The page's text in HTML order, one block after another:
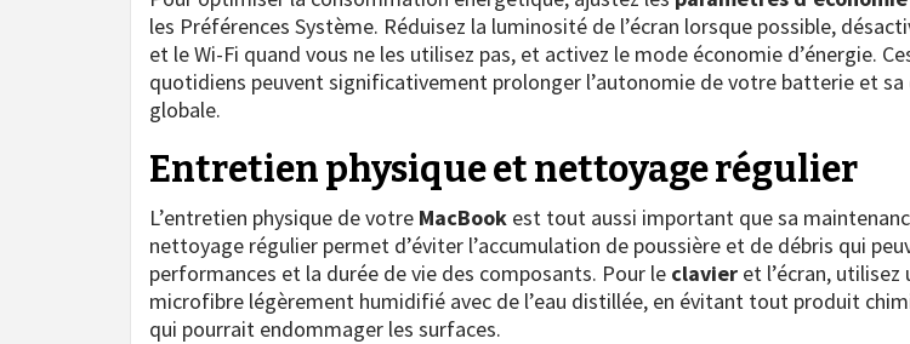
les Préférences Système. Réduisez la luminosité de l’écran lorsque possible,
et le Wi-Fi quand vous ne les utilisez pas, et activez le mode économie d’énergie.
quotidiens peuvent significativement prolonger l’autonomie de votre batterie et sa
globale.
Entretien physique et nettoyage régulier
L’entretien physique de votre MacBook est tout aussi important que sa
nettoyage régulier permet d’éviter l’accumulation de poussière et de débris qui
performances et la durée de vie des composants. Pour le clavier et l’écran, utilisez
microfibre légèrement humidifié avec de l’eau distillée, en évitant tout produit
qui pourrait endommager les surfaces.